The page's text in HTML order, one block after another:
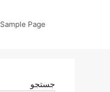
Sample Page
جستجو